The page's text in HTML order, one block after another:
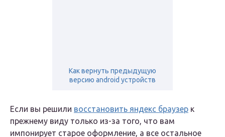
Как вернуть предыдущую
версию android устройств
Если вы решили восстановить яндекс браузер к
прежнему виду только из-за того, что вам
импонирует старое оформление, а все остальное